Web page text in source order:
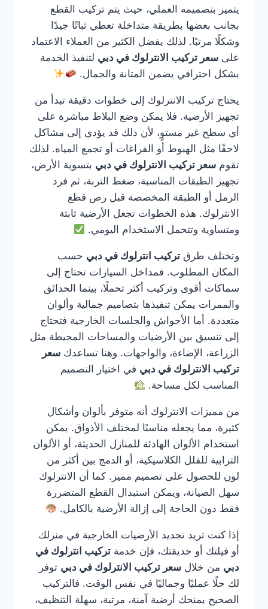
يتميز بتصميمه العملي، حيث يتم تركيب القطع
بجانب بعضها بطريقة متداخلة تعطي ثباتًا جيدًا
وشكلًا مرتبًا. لذلك يفضل الكثير من العملاء الاعتماد
على سعر تركيب الانترلوك في دبي لتنفيذ الخدمة
بشكل احترافي يضمن المتانة والجمال.
يحتاج تركيب الانترلوك إلى خطوات دقيقة تبدأ من
تجهيز الأرضية. فلا يمكن وضع البلاط مباشرة على
أي سطح غير مستوٍ، لأن ذلك قد يؤدي إلى مشاكل
لاحقًا مثل الهبوط أو الفراغات أو تجمع المياه. لذلك
تقوم سعر تركيب الانترلوك في دبي بتسوية الأرض،
تجهيز الطبقات المناسبة، ضغط التربة، ثم فرد
الرمل أو الطبقة المخصصة قبل رص قطع
الانترلوك. هذه الخطوات تجعل الأرضية ثابتة
ومتساوية وتتحمل الاستخدام اليومي.
وتختلف طرق تركيب انترلوك في دبي حسب
المكان المطلوب. فمداخل السيارات تحتاج إلى
سماكات أقوى وتركيب أكثر تحملًا، بينما الحدائق
والممرات يمكن تنفيذها بتصاميم جمالية وألوان
متعددة. أما الأحواش والجلسات الخارجية فتحتاج
إلى تنسيق بين الأرضيات والمساحات المحيطة مثل
الزراعة، الإضاءة، والواجهات. وهنا تساعدك سعر
تركيب الانترلوك في دبي في اختيار التصميم
المناسب لكل مساحة.
من مميزات الانترلوك أنه متوفر بألوان وأشكال
كثيرة، مما يجعله مناسبًا لمختلف الأذواق. يمكن
استخدام الألوان الهادئة للمنازل الحديثة، أو الألوان
الترابية للفلل الكلاسيكية، أو الدمج بين أكثر من
لون للحصول على تصميم مميز. كما أن الانترلوك
سهل الصيانة، ويمكن استبدال القطع المتضررة
فقط دون الحاجة إلى إزالة الأرضية بالكامل.
إذا كنت تريد تجديد الأرضيات الخارجية في منزلك
أو فيلتك أو حديقتك، فإن خدمة تركيب انترلوك في
دبي من خلال سعر تركيب الانترلوك في دبي توفر
لك حلًا عمليًا وجماليًا في نفس الوقت. فالتركيب
الصحيح يمنحك أرضية آمنة، مرتبة، سهلة التنظيف،